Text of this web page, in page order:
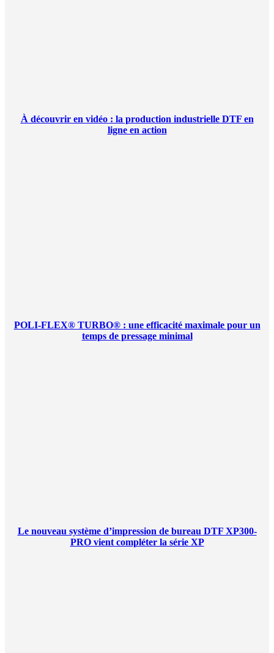
À découvrir en vidéo : la production industrielle DTF en
ligne en action
POLI-FLEX® TURBO® : une efficacité maximale pour un
temps de pressage minimal
Le nouveau système d’impression de bureau DTF XP300-
PRO vient compléter la série XP